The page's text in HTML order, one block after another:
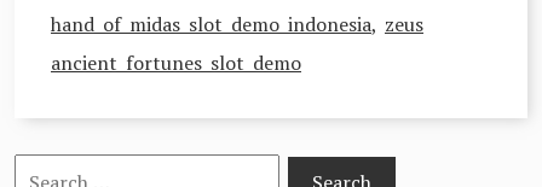
hand of midas slot demo indonesia, zeus
ancient fortunes slot demo
Search